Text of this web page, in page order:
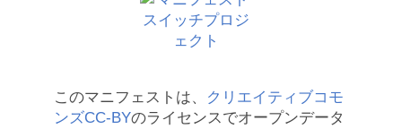
このマニフェストは、
クリエイティブコモ
ンズCC-BYのライセンスでオープンデータ